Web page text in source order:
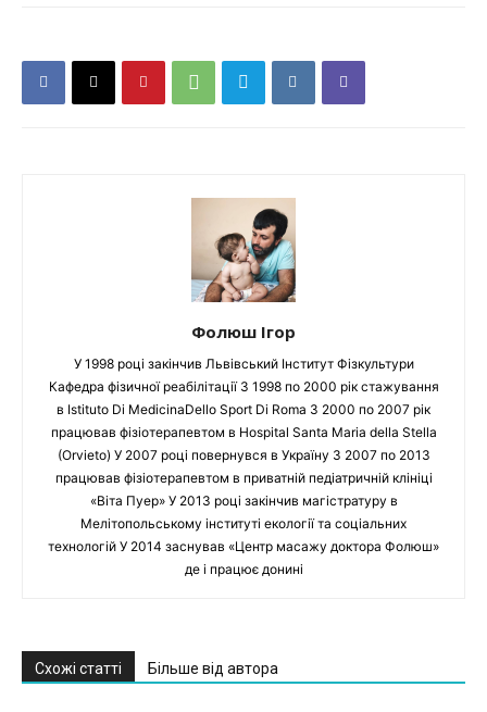
Фолюш Ігор
У 1998 році закінчив Львівський Інститут Фізкультури
Кафедра фізичної реабілітації З 1998 по 2000 рік стажування
в Istituto Di MedicinaDello Sport Di Roma З 2000 по 2007 рік
працював фізіотерапевтом в Hospital Santa Maria della Stella
(Orvieto) У 2007 році повернувся в Україну З 2007 по 2013
працював фізіотерапевтом в приватній педіатричній клініці
«Віта Пуер» У 2013 році закінчив магістратуру в
Мелітопольському інституті екології та соціальних
технологій У 2014 заснував «Центр масажу доктора Фолюш»
де і працює донині
Схожі статті Більше від автора